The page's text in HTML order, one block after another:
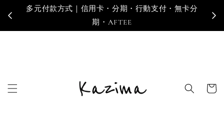
多元付款方式｜信用卡・分期・行動支付・無卡分
期・AFTEE
寄